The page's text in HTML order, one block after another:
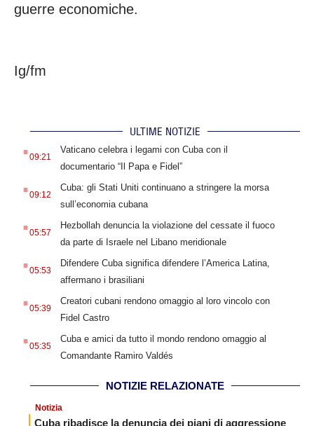
guerre economiche.
Ig/fm
ULTIME NOTIZIE
.09:21
Vaticano celebra i legami con Cuba con il
documentario “Il Papa e Fidel”
.09:12
Cuba: gli Stati Uniti continuano a stringere la morsa
sull’economia cubana
.05:57
Hezbollah denuncia la violazione del cessate il fuoco
da parte di Israele nel Libano meridionale
.05:53
Difendere Cuba significa difendere l’America Latina,
affermano i brasiliani
.05:39
Creatori cubani rendono omaggio al loro vincolo con
Fidel Castro
.05:35
Cuba e amici da tutto il mondo rendono omaggio al
Comandante Ramiro Valdés
NOTIZIE RELAZIONATE
Notizia
Cuba ribadisce la denuncia dei piani di aggressione